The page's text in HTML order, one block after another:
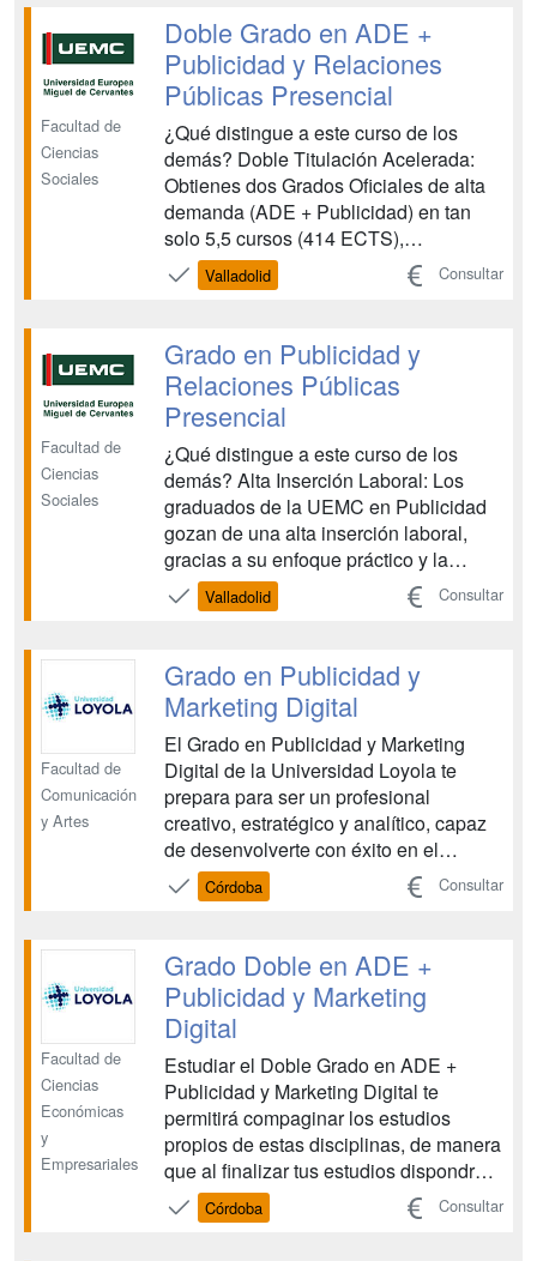
de competencias como la capacidad
crítica, analítica y de c...
Facultad de
Ciencias
Sociales
Doble Grado en ADE +
Publicidad y Relaciones
Públicas Presencial
¿Qué distingue a este curso de los
demás? Doble Titulación Acelerada:
Obtienes dos Grados Oficiales de alta
demanda (ADE + Publicidad) en tan
solo 5,5 cursos (414 ECTS),
maximizando tu inversión de tiempo. 2.
Perfil Estratégico Único: Serás experto
y recursos humanos (ADE) como en la
estrategia de marca ...
Valladolid Consultar
Facultad de
Ciencias
Sociales
Grado en Publicidad y
Relaciones Públicas
Presencial
¿Qué distingue a este curso de los
demás? Alta Inserción Laboral: Los
graduados de la UEMC en Publicidad
gozan de una alta inserción laboral,
gracias a su enfoque práctico y la
sólida formación empresarial.
Instalaciones de Producción
equipamiento de alta calidad: Plató de
televisión con control de realización e...
Valladolid Consultar
Facultad de
Comunicación
y Artes
Grado en Publicidad y
Marketing Digital
El Grado en Publicidad y Marketing
Digital de la Universidad Loyola te
prepara para ser un profesional
creativo, estratégico y analítico, capaz
de desenvolverte con éxito en el
dinámico mundo de la comunicación y
el marketing online. Aprenderás a
gestionar marcas en el entorno digital y
analizar datos para optimizar re...
Córdoba Consultar
Facultad de
Ciencias
Económicas
y
Empresariales
Grado Doble en ADE +
Publicidad y Marketing
Digital
Estudiar el Doble Grado en ADE +
Publicidad y Marketing Digital te
permitirá compaginar los estudios
propios de estas disciplinas, de manera
que al finalizar tus estudios dispondrás
de dos titulaciones superiores y una
amplia formación con la que podrás
Córdoba Consultar